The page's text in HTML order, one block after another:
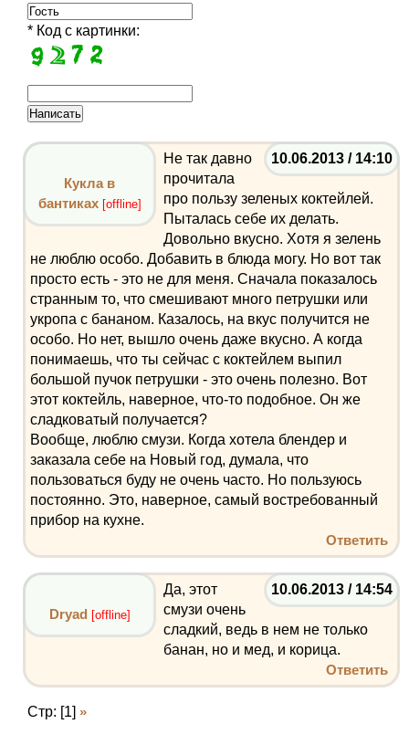
* Код с картинки:
10.06.2013 / 14:10
Кукла в
бантиках [offline]
Не так давно
прочитала
про пользу зеленых коктейлей.
Пыталась себе их делать.
Довольно вкусно. Хотя я зелень
не люблю особо. Добавить в блюда могу. Но вот так
просто есть - это не для меня. Сначала показалось
странным то, что смешивают много петрушки или
укропа с бананом. Казалось, на вкус получится не
особо. Но нет, вышло очень даже вкусно. А когда
понимаешь, что ты сейчас с коктейлем выпил
большой пучок петрушки - это очень полезно. Вот
этот коктейль, наверное, что-то подобное. Он же
сладковатый получается?
Вообще, люблю смузи. Когда хотела блендер и
заказала себе на Новый год, думала, что
пользоваться буду не очень часто. Но пользуюсь
постоянно. Это, наверное, самый востребованный
прибор на кухне.
Ответить
10.06.2013 / 14:54
Dryad [offline]
Да, этот
смузи очень
сладкий, ведь в нем не только
банан, но и мед, и корица.
Ответить
Стр: [1] »